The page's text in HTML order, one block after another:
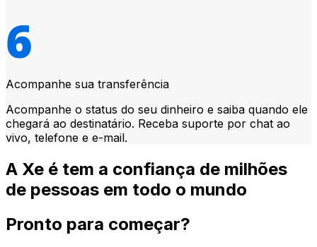
Acompanhe sua transferência
Acompanhe o status do seu dinheiro e saiba quando ele
chegará ao destinatário. Receba suporte por chat ao
vivo, telefone e e-mail.
A Xe é tem a confiança de milhões
de pessoas em todo o mundo
Pronto para começar?